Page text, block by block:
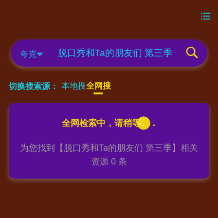
夸克
切换搜索源： 本地搜全网搜
为您找到【脱口秀和Ta的朋友们 第三季】相关
资源 0 条